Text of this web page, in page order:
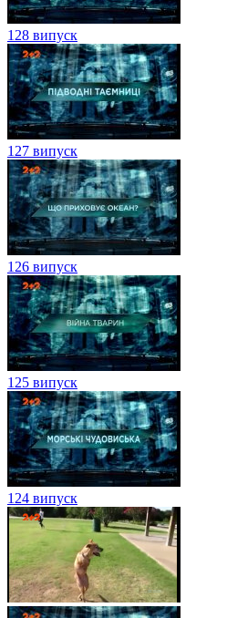
128 випуск
127 випуск
126 випуск
125 випуск
124 випуск